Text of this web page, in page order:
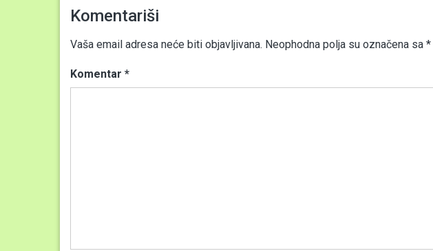
Komentariši
Vaša email adresa neće biti objavljivana. Neophodna polja su označena sa *
Komentar *